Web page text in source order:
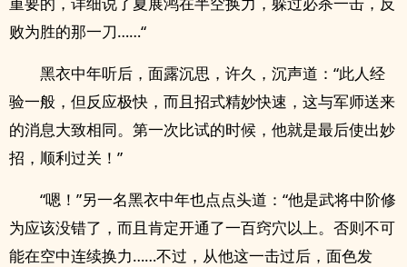
败为胜的那一刀……“
黑衣中年听后，面露沉思，许久，沉声道：“此人经
验一般，但反应极快，而且招式精妙快速，这与军师送来
的消息大致相同。第一次比试的时候，他就是最后使出妙
招，顺利过关！”
“嗯！”另一名黑衣中年也点点头道：“他是武将中阶修
为应该没错了，而且肯定开通了一百窍穴以上。否则不可
能在空中连续换力……不过，从他这一击过后，面色发